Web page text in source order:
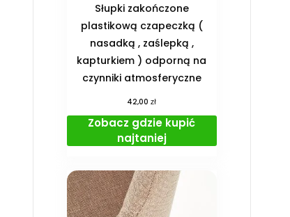
Słupki zakończone
plastikową czapeczką (
nasadką , zaślepką ,
kapturkiem ) odporną na
czynniki atmosferyczne
42,00zł
Zobacz gdzie kupić
najtaniej